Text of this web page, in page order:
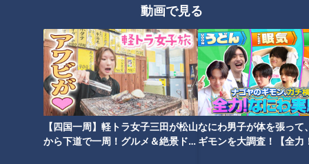
動画で見る
【四国一周】軽トラ女子三田が松山
から下道で一周！グルメ＆絶景ドラ
なにわ男子が体を張って
ギモンを大調査！【全力
宮部「実際に見たら迫力あるでしょうし、この見事な整備され
た黒色は素敵でしょうね」
山本「音だったりとか、この香りとかね、やっぱり体感しに行
きたい」
SLのお披露目は5月10日、豊田市吉原町の「石川製作所」で午